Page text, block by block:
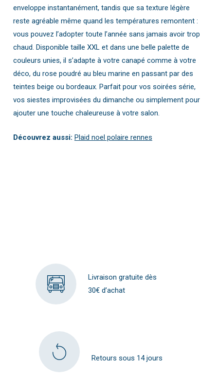
enveloppe instantanément, tandis que sa texture légère
reste agréable même quand les températures remontent :
vous pouvez l’adopter toute l’année sans jamais avoir trop
chaud. Disponible taille XXL et dans une belle palette de
couleurs unies, il s’adapte à votre canapé comme à votre
déco, du rose poudré au bleu marine en passant par des
teintes beige ou bordeaux. Parfait pour vos soirées série,
vos siestes improvisées du dimanche ou simplement pour
ajouter une touche chaleureuse à votre salon.
Découvrez aussi: Plaid noel polaire rennes
Livraison gratuite dès
30€ d’achat
Retours sous 14 jours